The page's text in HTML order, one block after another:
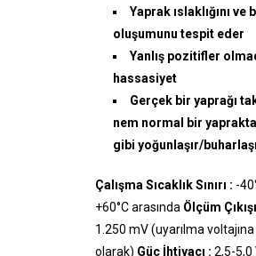
Yaprak ıslaklığını ve
oluşumunu tespit eder
Yanlış pozitifler
hassasiyet
Gerçek bir yaprağı
nem normal bir
gibi yoğunlaşır/
Çalışma Sıcaklık Sınırı : -
+60°C arasında Ölçüm
1.250 mV (uyarılma voltajına
olarak) Güç İhtiyacı : 2,5-5,0